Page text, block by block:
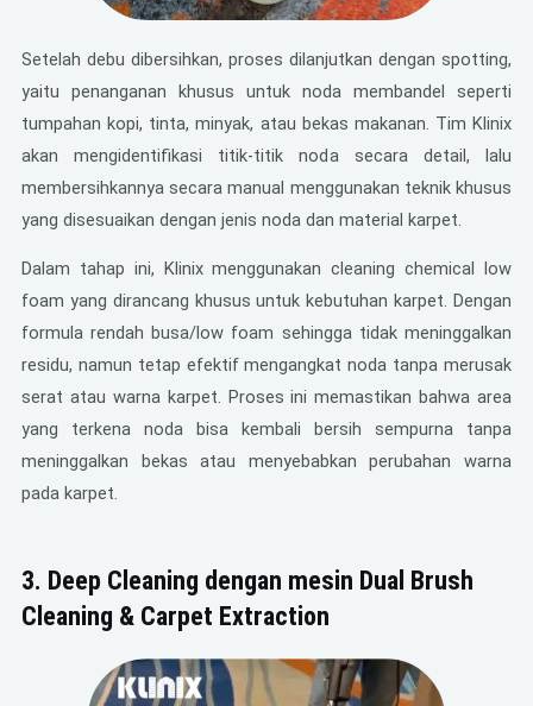
Setelah debu dibersihkan, proses dilanjutkan dengan spotting,
yaitu penanganan khusus untuk noda membandel seperti
tumpahan kopi, tinta, minyak, atau bekas makanan. Tim Klinix
akan mengidentifikasi titik-titik noda secara detail, lalu
membersihkannya secara manual menggunakan teknik khusus
yang disesuaikan dengan jenis noda dan material karpet.
Dalam tahap ini, Klinix menggunakan cleaning chemical low
foam yang dirancang khusus untuk kebutuhan karpet. Dengan
formula rendah busa/low foam sehingga tidak meninggalkan
residu, namun tetap efektif mengangkat noda tanpa merusak
serat atau warna karpet. Proses ini memastikan bahwa area
yang terkena noda bisa kembali bersih sempurna tanpa
meninggalkan bekas atau menyebabkan perubahan warna
pada karpet.
3. Deep Cleaning dengan mesin Dual Brush
Cleaning & Carpet Extraction